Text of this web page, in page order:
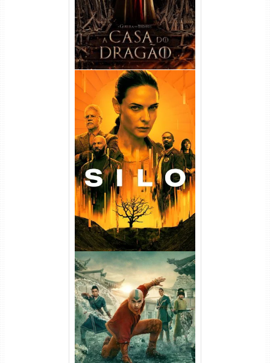
Silo 1ª Temporada Torrent
(2023) WEB-DL
720p/1080p/4K Dual Áudio
Avatar: O Último Mestre do
Ar 2ª Temporada Torrent
(2026) WEB-DL 1080p Dual
Áudio